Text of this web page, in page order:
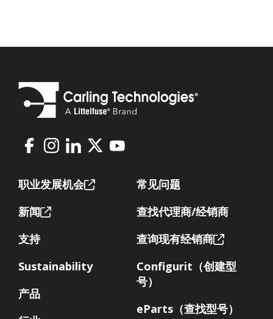
Facebook
Instagram
LinkedIn
X Youtube
Footer
职业发展机会
新闻
支持
Sustainability
产品
常见问题
查找代理商/经销商
查询现有经销商
Configurit（创建型
号）
eParts（查找型号）